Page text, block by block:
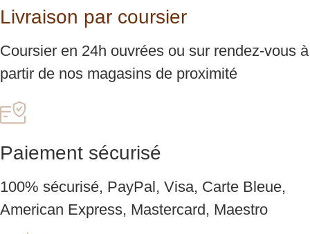
Livraison par coursier
Coursier en 24h ouvrées ou sur rendez-vous à
partir de nos magasins de proximité
Paiement sécurisé
100% sécurisé, PayPal, Visa, Carte Bleue,
American Express, Mastercard, Maestro